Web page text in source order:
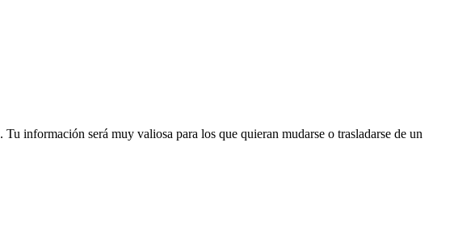
. Tu información será muy valiosa para los que quieran mudarse o trasladarse de un